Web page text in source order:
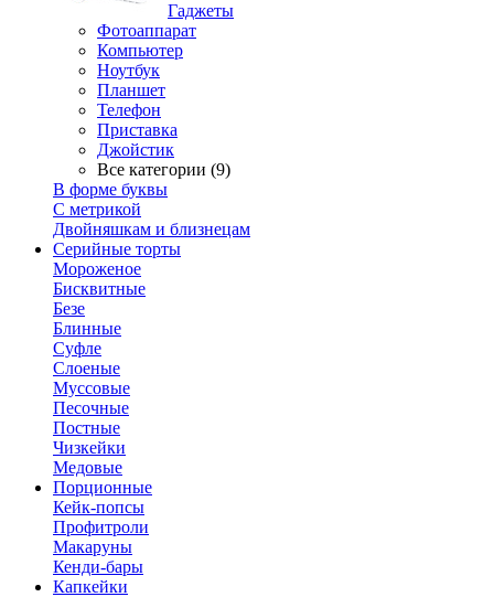
Гаджеты
Фотоаппарат
Компьютер
Ноутбук
Планшет
Телефон
Приставка
Джойстик
Все категории (9)
В форме буквы
С метрикой
Двойняшкам и близнецам
Серийные торты
Мороженое
Бисквитные
Безе
Блинные
Суфле
Слоеные
Муссовые
Песочные
Постные
Чизкейки
Медовые
Порционные
Кейк-попсы
Профитроли
Макаруны
Кенди-бары
Капкейки